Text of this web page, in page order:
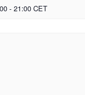
- 21:00CET